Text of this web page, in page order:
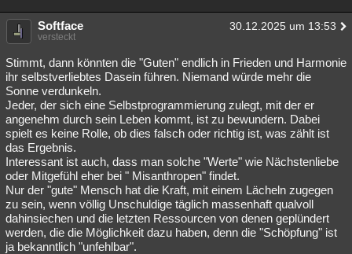
Softface 30.12.2025 um 13:53
versteckt
Stimmt, dann könnten die "Guten" endlich in Frieden und Harmonie
ihr selbstverliebtes Dasein führen. Niemand würde mehr die
Sonne verdunkeln.
Jeder, der sich eine Selbstprogrammierung zulegt, mit der er
angenehm durch sein Leben kommt, ist zu bewundern. Dabei
spielt es keine Rolle, ob dies falsch oder richtig ist, was zählt ist
das Ergebnis.
Interessant ist auch, dass man solche "Werte" wie Nächstenliebe
oder Mitgefühl eher bei " Misanthropen" findet.
Nur der "gute" Mensch hat die Kraft, mit einem Lächeln zugegen
zu sein, wenn völlig Unschuldige täglich massenhaft qualvoll
dahinsiechen und die letzten Ressourcen von denen geplündert
werden, die die Möglichkeit dazu haben, denn die "Schöpfung" ist
ja bekanntlich "unfehlbar".